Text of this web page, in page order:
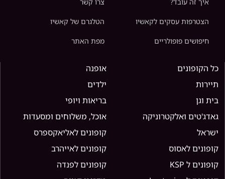
הצטרפות עסקים לקאשיו הטלגרם של קאשיו
חיפושים פופולריים מפת האתר
כל הקופונים
אופנה
תיירות
ילדים
בית וגן
בריאות ויופי
גאדג'טים ואלקטרוניקה
אוכל, משלוחים ומסעדות
ישראל
קופונים לאליאקספרס
קופונים לאסוס
קופונים לאייהרב
קופונים ל KSP
קופונים לפנדה